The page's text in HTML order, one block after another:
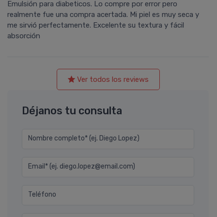
Emulsión para diabeticos. Lo compre por error pero
realmente fue una compra acertada. Mi piel es muy seca y
me sirvió perfectamente. Excelente su textura y fácil
absorción
Ver todos los reviews
Déjanos tu consulta
Nombre completo* (ej. Diego Lopez)
Email* (ej. diego.lopez@email.com)
Teléfono